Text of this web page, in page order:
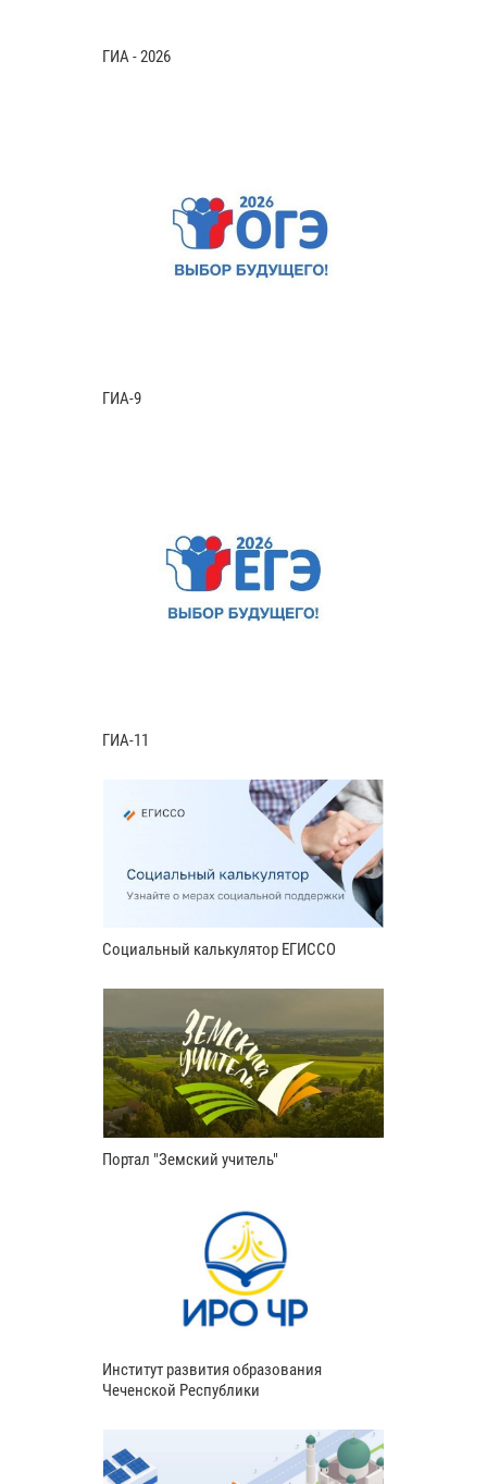
ГИА - 2026
ГИА-9
ГИА-11
Социальный калькулятор ЕГИССО
Портал "Земский учитель"
Институт развития образования
Чеченской Республики